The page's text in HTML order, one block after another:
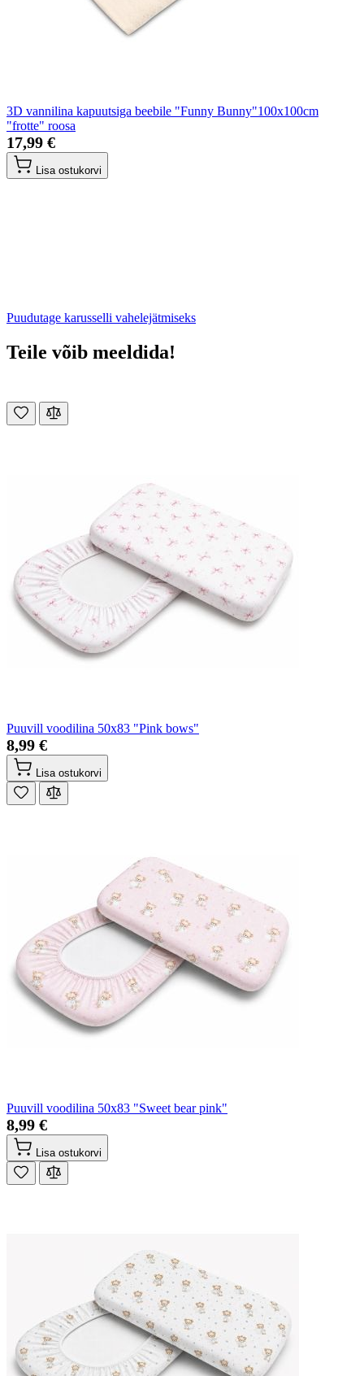
3D vannilina kapuutsiga beebile "Funny Bunny"100x100cm
"frotte" roosa
17,99 €
Lisa ostukorvi
Puudutage karusselli vahelejätmiseks
Teile võib meeldida!
Puuvill voodilina 50x83 "Pink bows"
8,99 €
Lisa ostukorvi
Puuvill voodilina 50x83 "Sweet bear pink"
8,99 €
Lisa ostukorvi